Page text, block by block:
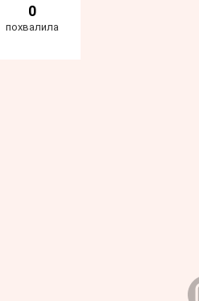
0
похвалила